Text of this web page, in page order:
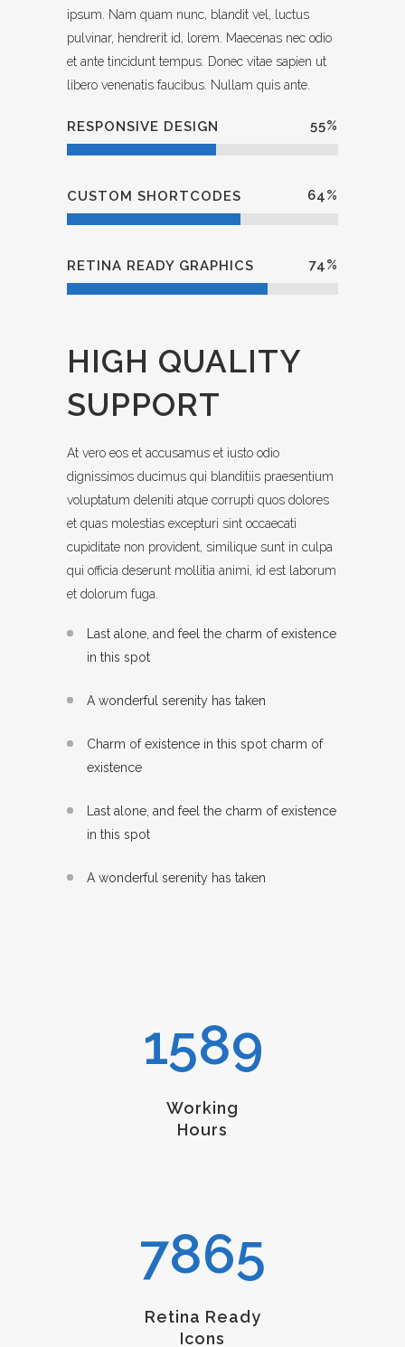
ipsum. Nam quam nunc, blandit vel, luctus
pulvinar, hendrerit id, lorem. Maecenas nec odio
et ante tincidunt tempus. Donec vitae sapien ut
libero venenatis faucibus. Nullam quis ante.
RESPONSIVE DESIGN 55%
CUSTOM SHORTCODES 64%
RETINA READY GRAPHICS 74%
HIGH QUALITY
SUPPORT
At vero eos et accusamus et iusto odio
dignissimos ducimus qui blanditiis praesentium
voluptatum deleniti atque corrupti quos dolores
et quas molestias excepturi sint occaecati
cupiditate non provident, similique sunt in culpa
qui officia deserunt mollitia animi, id est laborum
et dolorum fuga.
Last alone, and feel the charm of existence
in this spot
A wonderful serenity has taken
Charm of existence in this spot charm of
existence
Last alone, and feel the charm of existence
in this spot
A wonderful serenity has taken
1589
Working
Hours
7865
Retina Ready
Icons